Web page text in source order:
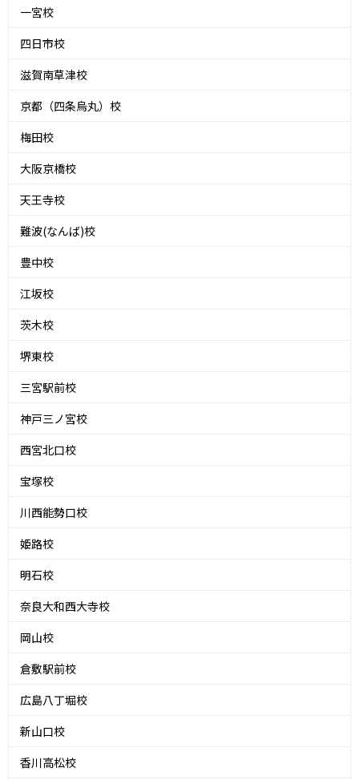
一宮校
四日市校
滋賀南草津校
京都（四条烏丸）校
梅田校
大阪京橋校
天王寺校
難波(なんば)校
豊中校
江坂校
茨木校
堺東校
三宮駅前校
神戸三ノ宮校
西宮北口校
宝塚校
川西能勢口校
姫路校
明石校
奈良大和西大寺校
岡山校
倉敷駅前校
広島八丁堀校
新山口校
香川高松校